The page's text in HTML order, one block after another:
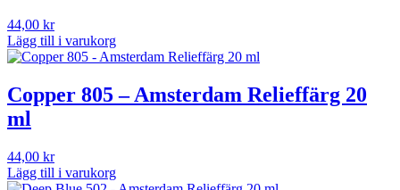
44,00 kr
Lägg till i varukorg
Copper 805 – Amsterdam Relieffärg 20
ml
44,00 kr
Lägg till i varukorg